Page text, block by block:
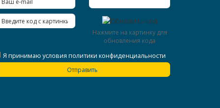
Нажмите на картинку для
обновления кода
Я принимаю условия политики конфиденциальности